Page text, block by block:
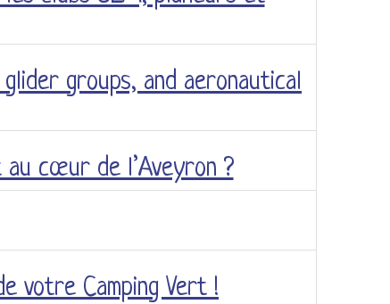
groups, and aeronautical
cœur de l’Aveyron ?
votre Camping Vert !